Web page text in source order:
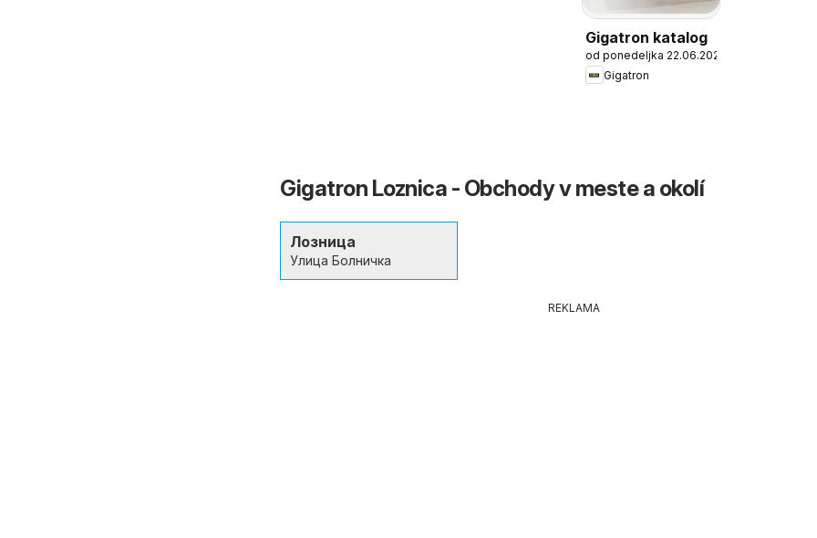
Gigatron katalog
od ponedeljka 22.06.2026
Gigatron
Gigatron Loznica - Obchody v meste a okolí
Лозница
Улица Болничка
REKLAMA